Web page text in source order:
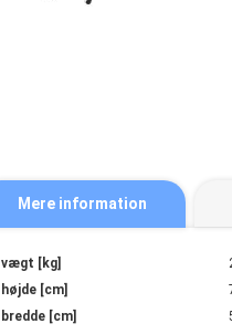
Mere information
Mere
information
vægt [kg]
højde [cm]
bredde [cm]